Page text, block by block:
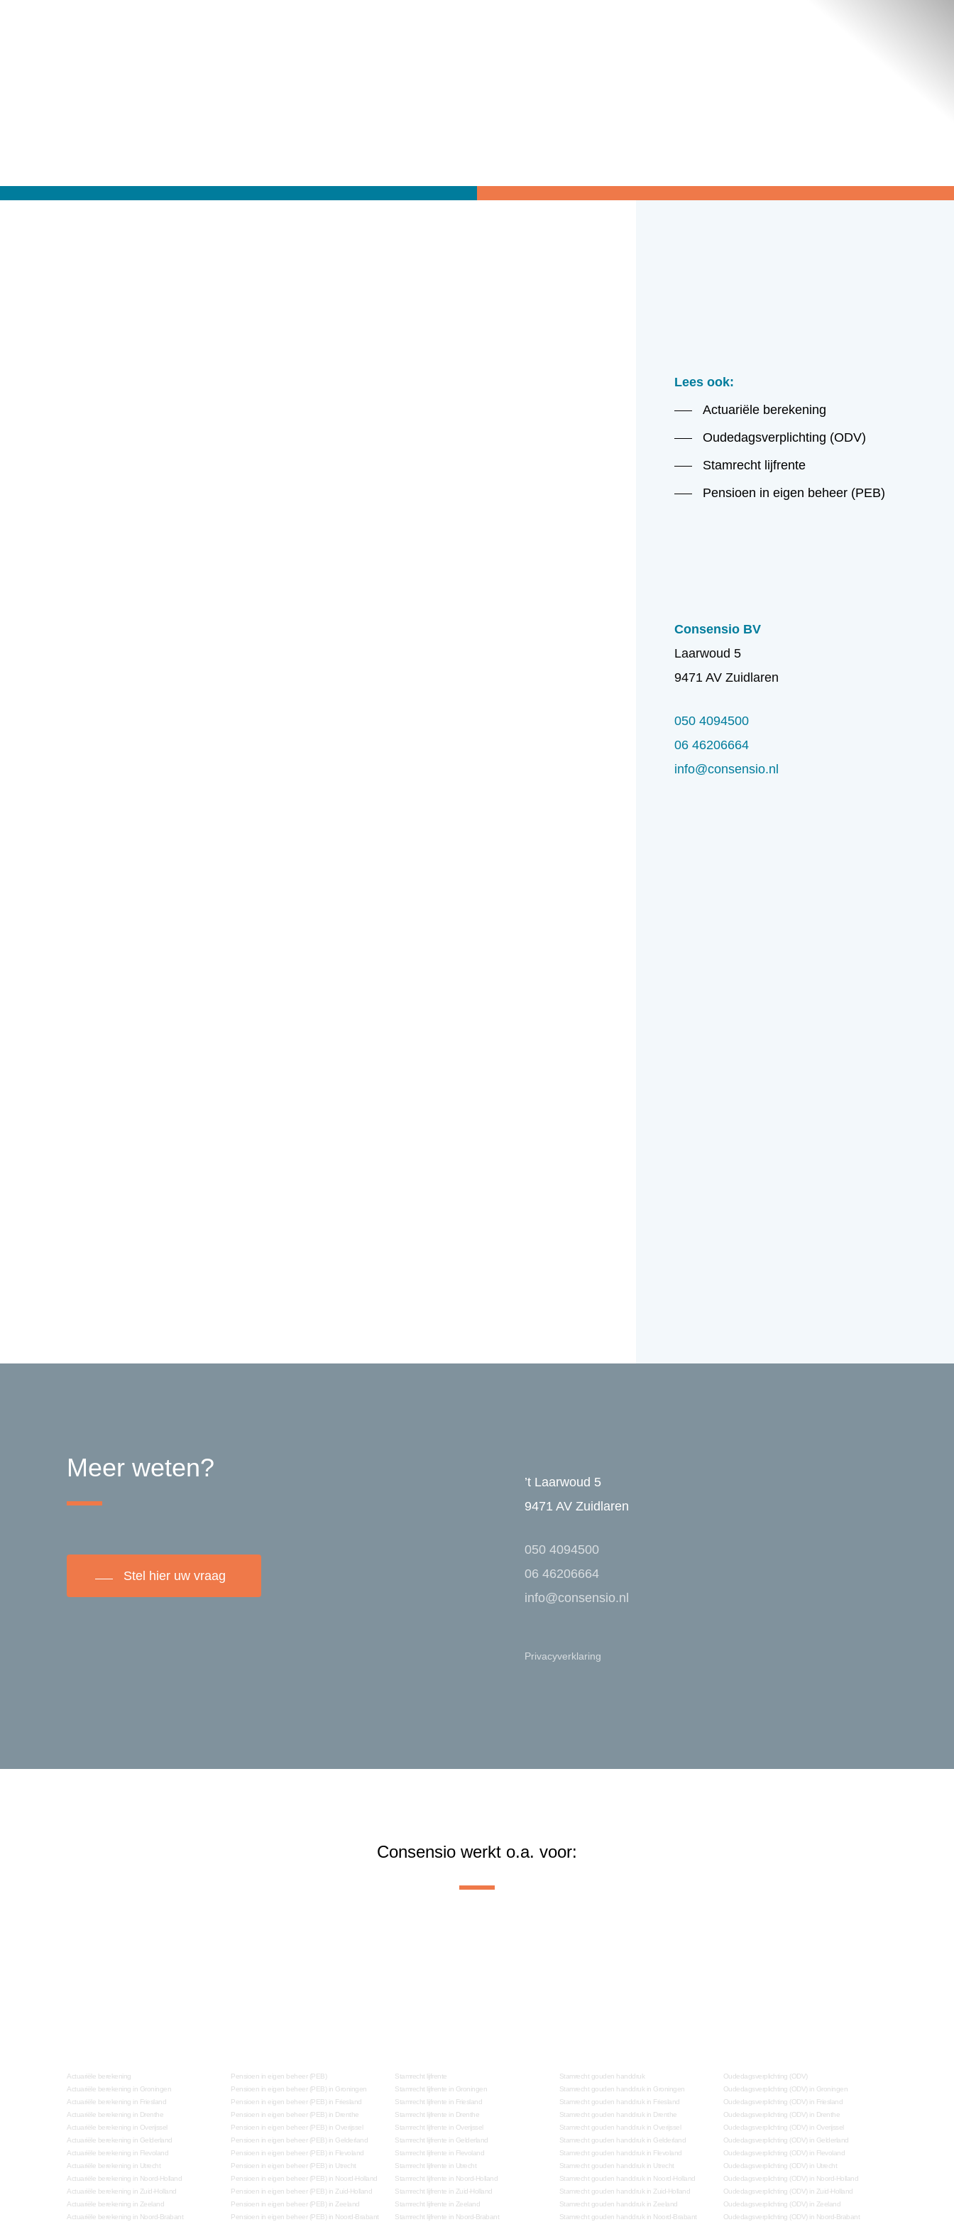
Lees ook:
Actuariële berekening
Oudedagsverplichting (ODV)
Stamrecht lijfrente
Pensioen in eigen beheer (PEB)
Consensio BV
Laarwoud 5
9471 AV Zuidlaren
050 4094500
06 46206664
info@consensio.nl
Meer weten?
Stel hier uw vraag
’t Laarwoud 5
9471 AV Zuidlaren
050 4094500
06 46206664
info@consensio.nl
Privacyverklaring
Consensio werkt o.a. voor:
Actuariële berekening
Actuariële berekening in Groningen
Actuariële berekening in Friesland
Actuariële berekening in Drenthe
Actuariële berekening in Overijssel
Actuariële berekening in Gelderland
Actuariële berekening in Flevoland
Actuariële berekening in Utrecht
Actuariële berekening in Noord-Holland
Actuariële berekening in Zuid-Holland
Actuariële berekening in Zeeland
Actuariële berekening in Noord-Brabant
Pensioen in eigen beheer (PEB)
Pensioen in eigen beheer (PEB) in Groningen
Pensioen in eigen beheer (PEB) in Friesland
Pensioen in eigen beheer (PEB) in Drenthe
Pensioen in eigen beheer (PEB) in Overijssel
Pensioen in eigen beheer (PEB) in Gelderland
Pensioen in eigen beheer (PEB) in Flevoland
Pensioen in eigen beheer (PEB) in Utrecht
Pensioen in eigen beheer (PEB) in Noord-Holland
Pensioen in eigen beheer (PEB) in Zuid-Holland
Pensioen in eigen beheer (PEB) in Zeeland
Pensioen in eigen beheer (PEB) in Noord-Brabant
Stamrecht lijfrente
Stamrecht lijfrente in Groningen
Stamrecht lijfrente in Friesland
Stamrecht lijfrente in Drenthe
Stamrecht lijfrente in Overijssel
Stamrecht lijfrente in Gelderland
Stamrecht lijfrente in Flevoland
Stamrecht lijfrente in Utrecht
Stamrecht lijfrente in Noord-Holland
Stamrecht lijfrente in Zuid-Holland
Stamrecht lijfrente in Zeeland
Stamrecht lijfrente in Noord-Brabant
Stamrecht gouden handdruk
Stamrecht gouden handdruk in Groningen
Stamrecht gouden handdruk in Friesland
Stamrecht gouden handdruk in Drenthe
Stamrecht gouden handdruk in Overijssel
Stamrecht gouden handdruk in Gelderland
Stamrecht gouden handdruk in Flevoland
Stamrecht gouden handdruk in Utrecht
Stamrecht gouden handdruk in Noord-Holland
Stamrecht gouden handdruk in Zuid-Holland
Stamrecht gouden handdruk in Zeeland
Stamrecht gouden handdruk in Noord-Brabant
Oudedagsverplichting (ODV)
Oudedagsverplichting (ODV) in Groningen
Oudedagsverplichting (ODV) in Friesland
Oudedagsverplichting (ODV) in Drenthe
Oudedagsverplichting (ODV) in Overijssel
Oudedagsverplichting (ODV) in Gelderland
Oudedagsverplichting (ODV) in Flevoland
Oudedagsverplichting (ODV) in Utrecht
Oudedagsverplichting (ODV) in Noord-Holland
Oudedagsverplichting (ODV) in Zuid-Holland
Oudedagsverplichting (ODV) in Zeeland
Oudedagsverplichting (ODV) in Noord-Brabant